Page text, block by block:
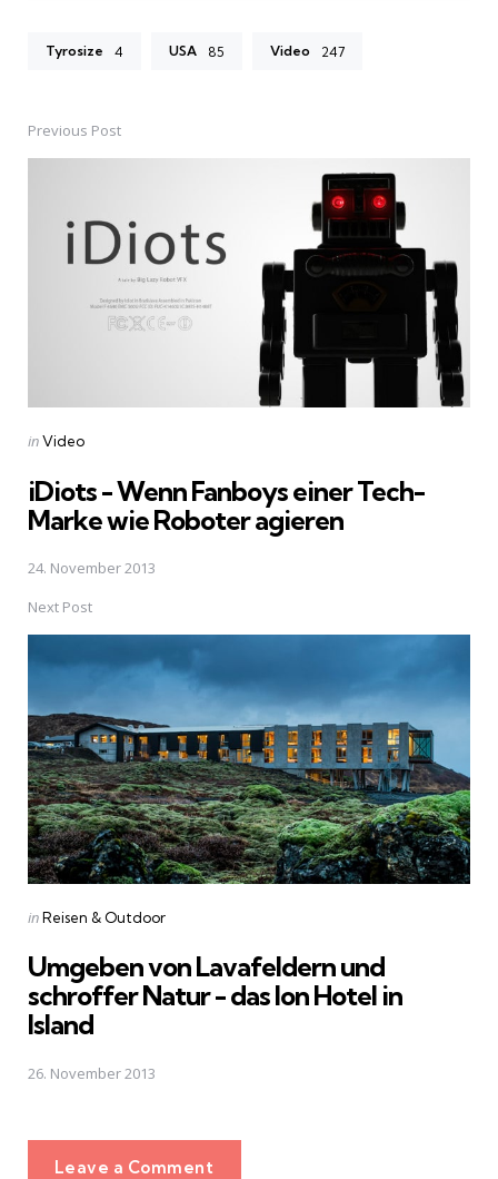
Tyrosize 4 USA 85 Video 247
PostPrevious Post
Posted
inVideo
iDiots - Wenn Fanboys einer Tech-
Marke wie Roboter agieren
24. November 2013
Next Post
Posted
inReisen & Outdoor
Umgeben von Lavafeldern und
schroffer Natur - das Ion Hotel in
Island
26. November 2013
Leave a Comment